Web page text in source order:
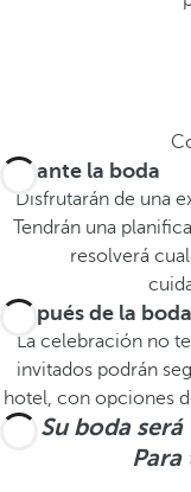
Durante la boda
Disfrutarán de una
Tendrán una
resolverá
Después de la boda
La celebración no
invitados podrán
hotel, con opciones
Su boda